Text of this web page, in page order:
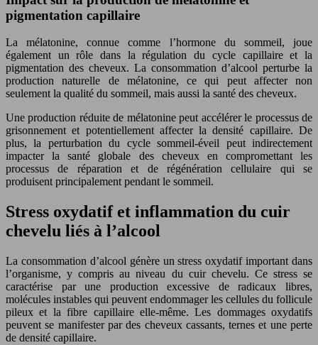
pigmentation capillaire
La mélatonine, connue comme l’hormone du sommeil, joue
également un rôle dans la régulation du cycle capillaire et la
pigmentation des cheveux. La consommation d’alcool perturbe la
production naturelle de mélatonine, ce qui peut affecter non
seulement la qualité du sommeil, mais aussi la santé des cheveux.
Une production réduite de mélatonine peut accélérer le processus de
grisonnement et potentiellement affecter la densité capillaire. De
plus, la perturbation du cycle sommeil-éveil peut indirectement
impacter la santé globale des cheveux en compromettant les
processus de réparation et de régénération cellulaire qui se
produisent principalement pendant le sommeil.
Stress oxydatif et inflammation du cuir
chevelu liés à l’alcool
La consommation d’alcool génère un stress oxydatif important dans
l’organisme, y compris au niveau du cuir chevelu. Ce stress se
caractérise par une production excessive de radicaux libres,
molécules instables qui peuvent endommager les cellules du follicule
pileux et la fibre capillaire elle-même. Les dommages oxydatifs
peuvent se manifester par des cheveux cassants, ternes et une perte
de densité capillaire.